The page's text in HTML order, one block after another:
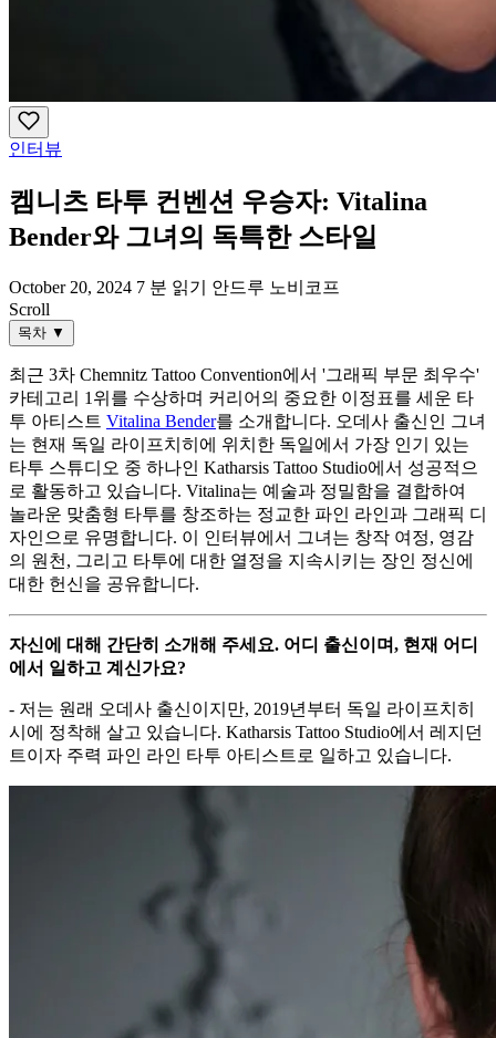
인터뷰
켐니츠 타투 컨벤션 우승자: Vitalina
Bender와 그녀의 독특한 스타일
October 20, 2024 7 분 읽기
안드루 노비코프
Scroll
목차 ▼
최근 3차 Chemnitz Tattoo Convention에서 '그래픽 부문 최우수'
카테고리 1위를 수상하며 커리어의 중요한 이정표를 세운 타
투 아티스트 Vitalina Bender를 소개합니다. 오데사 출신인 그녀
는 현재 독일 라이프치히에 위치한 독일에서 가장 인기 있는
타투 스튜디오 중 하나인 Katharsis Tattoo Studio에서 성공적으
로 활동하고 있습니다. Vitalina는 예술과 정밀함을 결합하여
놀라운 맞춤형 타투를 창조하는 정교한 파인 라인과 그래픽 디
자인으로 유명합니다. 이 인터뷰에서 그녀는 창작 여정, 영감
의 원천, 그리고 타투에 대한 열정을 지속시키는 장인 정신에
대한 헌신을 공유합니다.
자신에 대해 간단히 소개해 주세요. 어디 출신이며, 현재 어디
에서 일하고 계신가요?
- 저는 원래 오데사 출신이지만, 2019년부터 독일 라이프치히
시에 정착해 살고 있습니다. Katharsis Tattoo Studio에서 레지던
트이자 주력 파인 라인 타투 아티스트로 일하고 있습니다.